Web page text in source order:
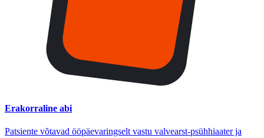
Erakorraline abi
Patsiente võtavad ööpäevaringselt vastu valvearst-psühhiaater ja